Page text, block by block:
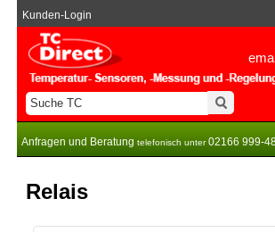
Kunden-Login
Anfragen und Beratung telefonisch unter02166 999-
Relais